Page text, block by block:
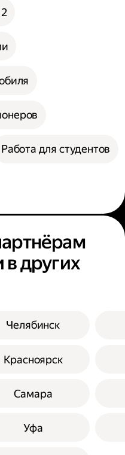
Работа для студентов
других
Челябинск
Красноярск
Самара
Уфа